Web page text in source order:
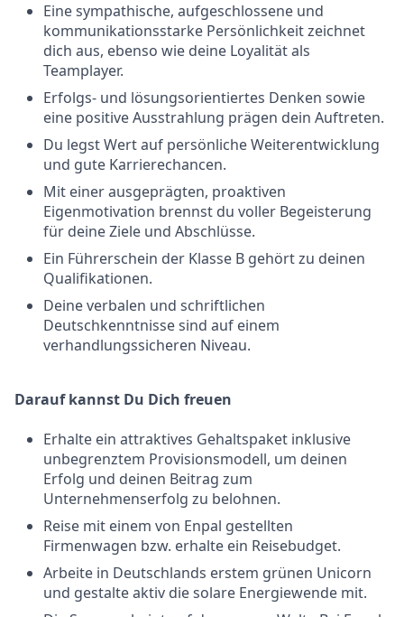
Eine sympathische, aufgeschlossene und
kommunikationsstarke Persönlichkeit zeichnet
dich aus, ebenso wie deine Loyalität als
Teamplayer.
Erfolgs- und lösungsorientiertes Denken sowie
eine positive Ausstrahlung prägen dein Auftreten.
Du legst Wert auf persönliche Weiterentwicklung
und gute Karrierechancen.
Mit einer ausgeprägten, proaktiven
Eigenmotivation brennst du voller Begeisterung
für deine Ziele und Abschlüsse.
Ein Führerschein der Klasse B gehört zu deinen
Qualifikationen.
Deine verbalen und schriftlichen
Deutschkenntnisse sind auf einem
verhandlungssicheren Niveau.
Darauf kannst Du Dich freuen
Erhalte ein attraktives Gehaltspaket inklusive
unbegrenztem Provisionsmodell, um deinen
Erfolg und deinen Beitrag zum
Unternehmenserfolg zu belohnen.
Reise mit einem von Enpal gestellten
Firmenwagen bzw. erhalte ein Reisebudget.
Arbeite in Deutschlands erstem grünen Unicorn
und gestalte aktiv die solare Energiewende mit.